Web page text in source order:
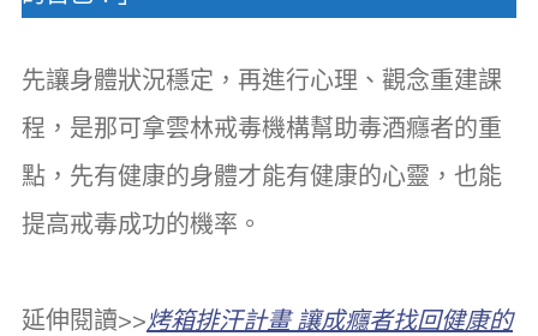
先讓身體狀況穩定，再進行心理、觀念重建課
程，是那可拿雲林戒毒機構幫助毒酒癮者的重
點，先有健康的身體才能有健康的心靈，也能
提高戒毒成功的機率。
延伸閱讀>>烤箱排汗計畫 讓成癮者找回健康的